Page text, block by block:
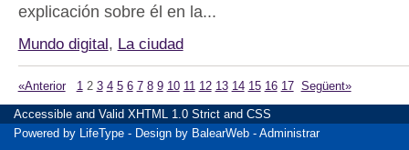
explicación sobre él en la...
Mundo digital, La ciudad
«Anterior 1 2 3 4 5 6 7 8 9 10 11 12 13 14 15 16 17 Següent»
Accessible and Valid XHTML 1.0 Strict and CSS
Powered by
LifeType - Design by BalearWeb - Administrar